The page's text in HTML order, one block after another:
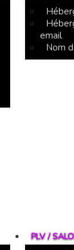
email
Nom
PLV /